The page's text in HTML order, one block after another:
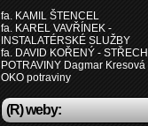
fa. KAMIL ŠTENCEL
fa. KAREL VAVŘÍNEK -
INSTALATÉRSKÉ SLUŽBY
fa. DAVID KOŘENÝ -
POTRAVINY Dagmar Kresová
OKO potraviny
(R) weby: